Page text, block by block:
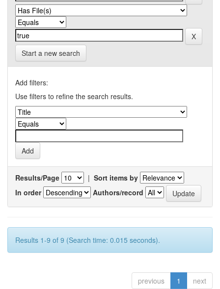
Start a new search
Add filters:
Use filters to refine the search results.
Results/Page | Sort items by
In order
Authors/record
Results 1-9 of 9 (Search time: 0.015 seconds).
previous 1 next